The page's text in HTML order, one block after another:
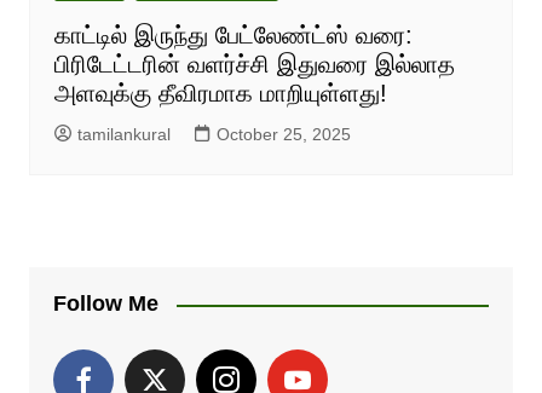
காட்டில் இருந்து பேட்லேண்ட்ஸ் வரை:
பிரிடேட்டரின் வளர்ச்சி இதுவரை இல்லாத
அளவுக்கு தீவிரமாக மாறியுள்ளது!
tamilankural October 25, 2025
Follow Me